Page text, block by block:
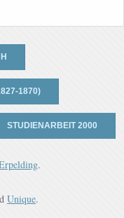
1870)
STUDIENARBEIT 2000
.
Unique.